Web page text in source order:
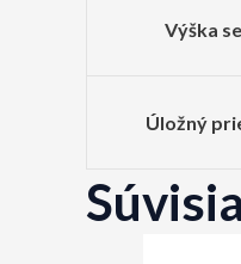
Výška
Úložný